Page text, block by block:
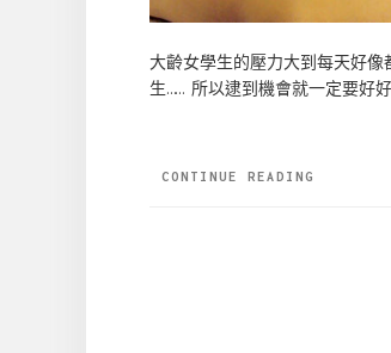
大齡女學生的壓力大到每天好
生…… 所以逮到機會就一定要好
CONTINUE READING